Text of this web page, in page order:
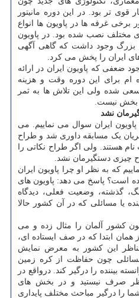
قوی تر بود. در این دوره مانیتور
غرفه ها در پاویون ها انواع
مختلف نصب شده بود. در پاویون
بزرگ وجود داشت که گاهی آگهی
ایران را پخش می کرد.
ضعفی که پاویون ایران در ارائه
برای این دوره وقت و هزینه
شده ولی این تلاش ها به ثمر
بخش نیست.
نشد
ایران سوال می نماییم. می
یک مسابقه داوری شد و طراح
هستند. ولی اگر طراح نکاتی را
چیزی دستگیرمان نشد.
که به نظر او چرا پاویون ایران
است؟ پاسخ می دهد: پاویون های
گذشته، وضعیت فعلی، دیدگاه
یا مسائلی که در آن کشور حالا
کشور آلمان را مثال زده و می
همان ابتدا که در صف ایستاده ای،
این کشور به معرض نمایش
چون حفاظت از کره زمین
بیننده را درگیر کند. درواقع در
صرف نیستید و در بخش های
را درگیر مباحث مختلف پایداری